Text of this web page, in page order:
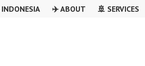
INDONESIA ✈️ ABOUT 🚢 SERVICES